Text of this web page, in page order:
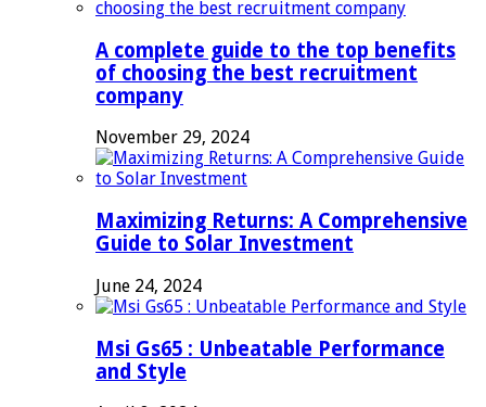
A complete guide to the top benefits
of choosing the best recruitment
company
November 29, 2024
Maximizing Returns: A Comprehensive
Guide to Solar Investment
June 24, 2024
Msi Gs65 : Unbeatable Performance
and Style